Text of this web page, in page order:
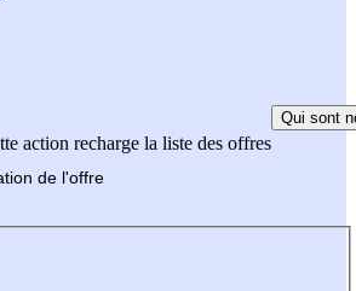
action recharge la liste des offres
Qui sont
de l'offre